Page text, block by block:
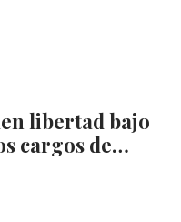
libertad bajo
cargos de…